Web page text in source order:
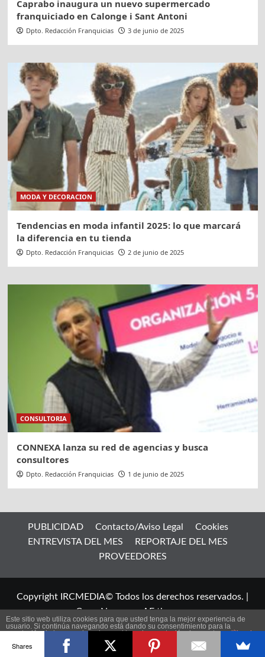
Caprabo inaugura un nuevo supermercado
franquiciado en Calonge i Sant Antoni
Dpto. Redacción Franquicias 3 de junio de 2025
MODA Y DECORACION
Tendencias en moda infantil 2025: lo que marcará
la diferencia en tu tienda
Dpto. Redacción Franquicias 2 de junio de 2025
CONSULTORIA
CONNEXA lanza su red de agencias y busca
consultores
Dpto. Redacción Franquicias 1 de junio de 2025
PUBLICIDAD Contacto/Aviso Legal
Cookies
ENTREVISTA DEL MES
REPORTAJE DEL MES
PROVEEDORES
Copyright IRCMEDIA© Todos los derechos reservados.
CoverNewspor AF themes.
Este sitio web utiliza cookies para que usted tenga la mejor experiencia de
usuario. Si continúa navegando está dando su consentimiento para la
aceptación de las mencionadas cookies y la aceptación de nuestrapolítica de
, pinche el enlace para mayor información.
plugin cookies
Shares